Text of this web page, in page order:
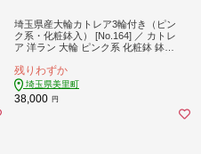
埼玉県産大輪カトレア3輪付き（ピン
ク系・化粧鉢入） [No.164] ／ カトレ
ア 洋ラン 大輪 ピンク系 化粧鉢 鉢植
か 部屋飾り 癒し 長く楽しめる 上品
埼玉県
残りわずか
埼玉県美里町
38,000 円